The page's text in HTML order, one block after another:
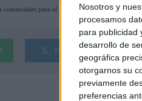
Nosotros y
procesamos
para publicidad
desarrollo de
geográfica
otorgarnos su
previamente
preferencias
comerciales para el sector en España, francia e
TWEET